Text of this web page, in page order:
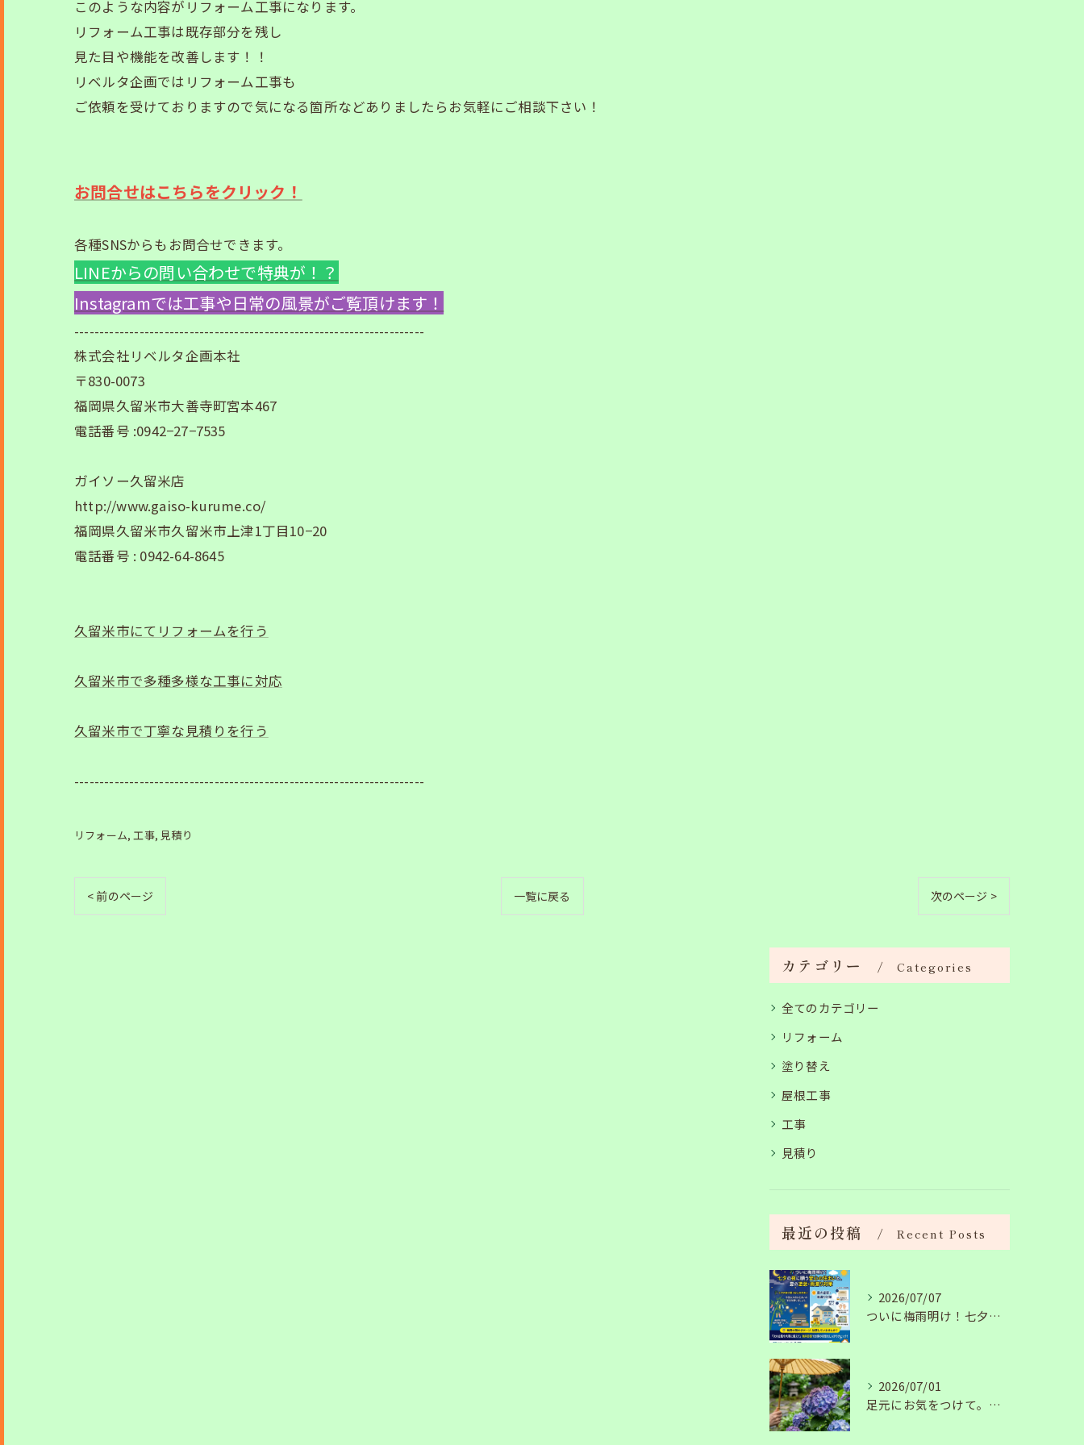
このような内容がリフォーム工事になります。
リフォーム工事は既存部分を残し
見た目や機能を改善します！！
リベルタ企画ではリフォーム工事も
ご依頼を受けておりますので気になる箇所などありましたらお気軽にご相談下さい！
お問合せはこちらをクリック！
各種SNSからもお問合せできます。
LINEからの問い合わせで特典が！？
Instagramでは工事や日常の風景がご覧頂けます！
----------------------------------------------------------------------
株式会社リベルタ企画本社
〒830-0073
福岡県久留米市大善寺町宮本467
電話番号 :0942−27−7535
ガイソー久留米店
http://www.gaiso-kurume.co/
福岡県久留米市久留米市上津1丁目10−20
電話番号 : 0942-64-8645
久留米市にてリフォームを行う
久留米市で多種多様な工事に対応
久留米市で丁寧な見積りを行う
----------------------------------------------------------------------
リフォーム 工事 見積り
< 前のページ 一覧に戻る 次のページ >
カテゴリー Categories
全てのカテゴリー
リフォーム
塗り替え
屋根工事
工事
見積り
最近の投稿 Recent Posts
2026/07/07
ついに梅雨明け！七夕の夜に願う安心の住まいと、夏の塗装・雨漏り対策
2026/07/01
足元にお気をつけて。梅雨の季節を安全・快適に乗り切るコツ